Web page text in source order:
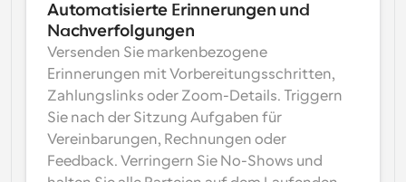
Automatisierte Erinnerungen und
Nachverfolgungen
Versenden Sie markenbezogene
Erinnerungen mit Vorbereitungsschritten,
Zahlungslinks oder Zoom-Details. Triggern
Sie nach der Sitzung Aufgaben für
Vereinbarungen, Rechnungen oder
Feedback. Verringern Sie No-Shows und